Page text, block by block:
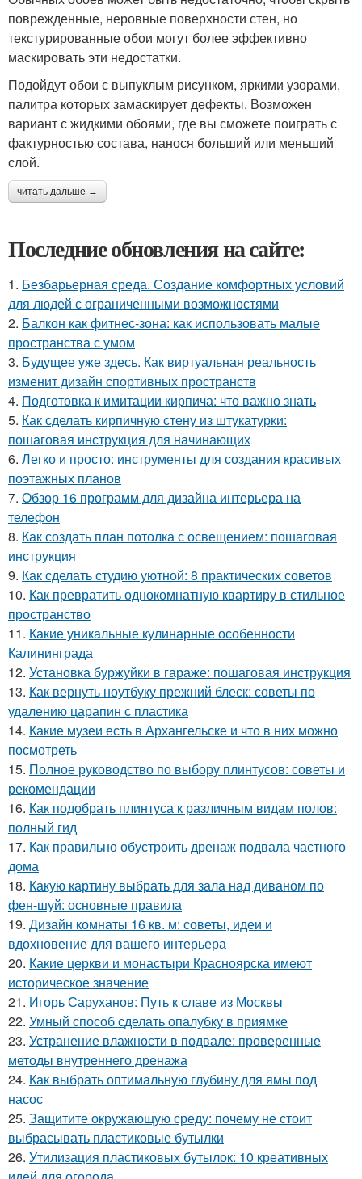
поврежденные, неровные поверхности стен, но
текстурированные обои могут более эффективно
маскировать эти недостатки.
Подойдут обои с выпуклым рисунком, яркими узорами,
палитра которых замаскирует дефекты. Возможен
вариант с жидкими обоями, где вы сможете поиграть с
фактурностью состава, нанося больший или меньший
слой.
читать дальше →
Последние обновления на сайте:
1. Безбарьерная среда. Создание комфортных условий
для людей с ограниченными возможностями
2. Балкон как фитнес-зона: как использовать малые
пространства с умом
3. Будущее уже здесь. Как виртуальная реальность
изменит дизайн спортивных пространств
4. Подготовка к имитации кирпича: что важно знать
5. Как сделать кирпичную стену из штукатурки:
пошаговая инструкция для начинающих
6. Легко и просто: инструменты для создания красивых
поэтажных планов
7. Обзор 16 программ для дизайна интерьера на
телефон
8. Как создать план потолка с освещением: пошаговая
инструкция
9. Как сделать студию уютной: 8 практических советов
10. Как превратить однокомнатную квартиру в стильное
пространство
11. Какие уникальные кулинарные особенности
Калининграда
12. Установка буржуйки в гараже: пошаговая инструкция
13. Как вернуть ноутбуку прежний блеск: советы по
удалению царапин с пластика
14. Какие музеи есть в Архангельске и что в них можно
посмотреть
15. Полное руководство по выбору плинтусов: советы и
рекомендации
16. Как подобрать плинтуса к различным видам полов:
полный гид
17. Как правильно обустроить дренаж подвала частного
дома
18. Какую картину выбрать для зала над диваном по
фен-шуй: основные правила
19. Дизайн комнаты 16 кв. м: советы, идеи и
вдохновение для вашего интерьера
20. Какие церкви и монастыри Красноярска имеют
историческое значение
21. Игорь Саруханов: Путь к славе из Москвы
22. Умный способ сделать опалубку в приямке
23. Устранение влажности в подвале: проверенные
методы внутреннего дренажа
24. Как выбрать оптимальную глубину для ямы под
насос
25. Защитите окружающую среду: почему не стоит
выбрасывать пластиковые бутылки
26. Утилизация пластиковых бутылок: 10 креативных